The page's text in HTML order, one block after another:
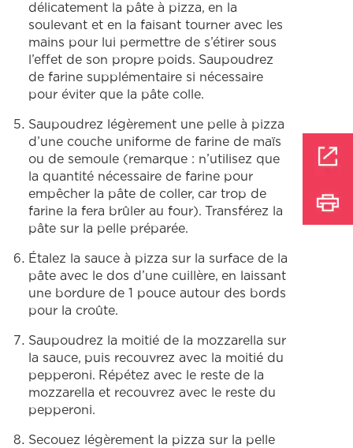
délicatement la pâte à pizza, en la
soulevant et en la faisant tourner avec les
mains pour lui permettre de s’étirer sous
l’effet de son propre poids. Saupoudrez
de farine supplémentaire si nécessaire
pour éviter que la pâte colle.
Saupoudrez légèrement une pelle à pizza
d’une couche uniforme de farine de maïs
ou de semoule (remarque : n’utilisez que
la quantité nécessaire de farine pour
empêcher la pâte de coller, car trop de
farine la fera brûler au four). Transférez la
pâte sur la pelle préparée.
Étalez la sauce à pizza sur la surface de la
pâte avec le dos d’une cuillère, en laissant
une bordure de 1 pouce autour des bords
pour la croûte.
Saupoudrez la moitié de la mozzarella sur
la sauce, puis recouvrez avec la moitié du
pepperoni. Répétez avec le reste de la
mozzarella et recouvrez avec le reste du
pepperoni.
Secouez légèrement la pizza sur la pelle